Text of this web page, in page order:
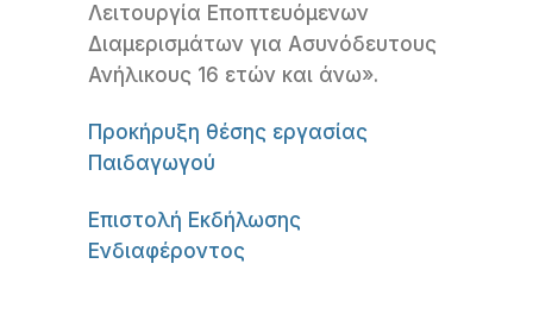
Λειτουργία Εποπτευόμενων
Διαμερισμάτων για Ασυνόδευτους
Ανήλικους 16 ετών και άνω».
Προκήρυξη θέσης εργασίας
Παιδαγωγού
Επιστολή Εκδήλωσης
Ενδιαφέροντος